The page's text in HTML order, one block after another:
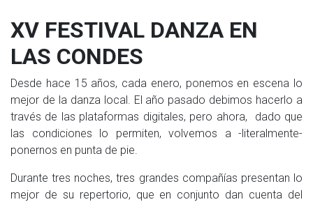
XV FESTIVAL DANZA EN
LAS CONDES
Desde hace 15 años, cada enero, ponemos en escena lo
mejor de la danza local. El año pasado debimos hacerlo a
través de las plataformas digitales, pero ahora, dado que
las condiciones lo permiten, volvemos a -literalmente-
ponernos en punta de pie.
Durante tres noches, tres grandes compañías presentan lo
mejor de su repertorio, que en conjunto dan cuenta del